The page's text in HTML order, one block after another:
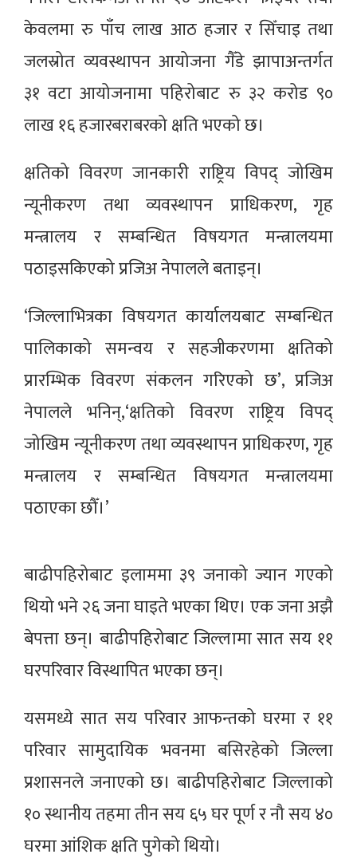
केवलमा रु पाँच लाख आठ हजार र सिँचाइ तथा
जलस्रोत व्यवस्थापन आयोजना गैँडे झापाअन्तर्गत
३१ वटा आयोजनामा पहिरोबाट रु ३२ करोड ९०
लाख १६ हजारबराबरको क्षति भएको छ।
क्षतिको विवरण जानकारी राष्ट्रिय विपद् जोखिम
न्यूनीकरण तथा व्यवस्थापन प्राधिकरण, गृह
मन्त्रालय र सम्बन्धित विषयगत मन्त्रालयमा
पठाइसकिएको प्रजिअ नेपालले बताइन्।
‘जिल्लाभित्रका विषयगत कार्यालयबाट सम्बन्धित
पालिकाको समन्वय र सहजीकरणमा क्षतिको
प्रारम्भिक विवरण संकलन गरिएको छ’, प्रजिअ
नेपालले भनिन्,‘क्षतिको विवरण राष्ट्रिय विपद्
जोखिम न्यूनीकरण तथा व्यवस्थापन प्राधिकरण, गृह
मन्त्रालय र सम्बन्धित विषयगत मन्त्रालयमा
पठाएका छौँ।’
बाढीपहिरोबाट इलाममा ३९ जनाको ज्यान गएको
थियो भने २६ जना घाइते भएका थिए। एक जना अझै
बेपत्ता छन्। बाढीपहिरोबाट जिल्लामा सात सय ११
घरपरिवार विस्थापित भएका छन्।
यसमध्ये सात सय परिवार आफन्तको घरमा र ११
परिवार सामुदायिक भवनमा बसिरहेको जिल्ला
प्रशासनले जनाएको छ। बाढीपहिरोबाट जिल्लाको
१० स्थानीय तहमा तीन सय ६५ घर पूर्ण र नौ सय ४०
घरमा आंशिक क्षति पुगेको थियो।